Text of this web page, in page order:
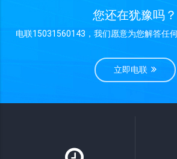
您还在犹豫吗？
电联15031560143，我们愿意为您解答任
立即电联